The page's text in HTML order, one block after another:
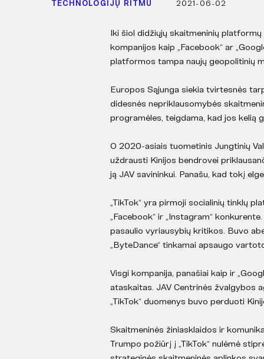
TECHNOLOGIJŲ RITMU 2021-06-02
Iki šiol didžiųjų skaitmeninių
kompanijos kaip „Facebook“ ar
platformos tampa naujų geopolitinių
Europos Sąjunga siekia tvirtesnės
didesnės nepriklausomybės
programėles, teigdama, kad jos kelią
O 2020-asiais tuometinis Jungtinių
uždrausti Kinijos bendrovei
ją JAV savininkui. Panašu, kad tokį
„TikTok“ yra pirmoji socialinių tinklų
„Facebook“ ir „Instagram“
pasaulio vyriausybių kritikos. Buvo
„ByteDance“ tinkamai apsaugo
Visgi kompanija, panašiai kaip ir
ataskaitas. JAV Centrinės žvalgybos
„TikTok“ duomenys buvo perduoti
Skaitmeninės žiniasklaidos ir
Trumpo požiūrį į „TikTok“ nulėmė